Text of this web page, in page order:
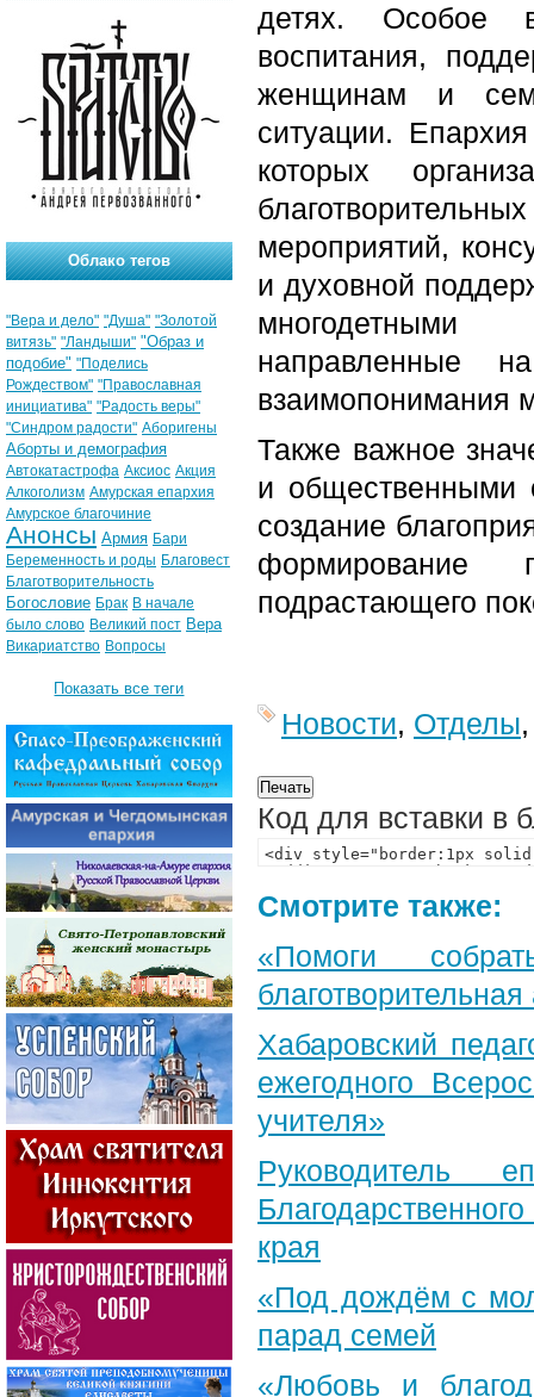
детях. Особое
воспитания,
женщинам и
ситуации.
которых
мероприятий,
и духовной
многодетными
направленные
взаимопонимания
Также важное
и общественными
создание
формирование
подрастающего
Новости, Отделы
Код для вставки в
Смотрите также:
«Помоги
Хабаровский
ежегодного
учителя»
Руководитель
края
«Под дождём с
парад семей
«Любовь и
Облако тегов
"Вера и дело" "Душа" "Золотой
витязь" "Ландыши" "Образ и
подобие" "Поделись
Рождеством" "Православная
инициатива" "Радость веры"
"Синдром радости" Аборигены
Аборты и демография
Автокатастрофа Аксиос Акция
Алкоголизм Амурская епархия
Амурское благочиние
Анонсы Армия Бари
Беременность и роды Благовест
Благотворительность
Богословие Брак В начале
было слово Великий пост Вера
Викариатство Вопросы
Показать все теги